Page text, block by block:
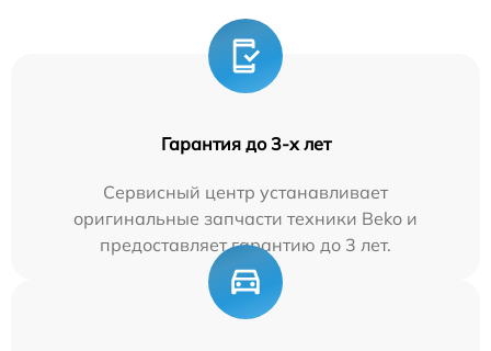
Гарантия до 3-х лет
Сервисный центр устанавливает
оригинальные запчасти техники Beko и
предоставляет гарантию до 3 лет.